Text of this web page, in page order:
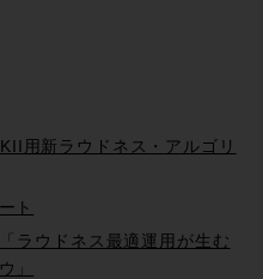
用新ラウドネス・アルゴリ
ト
ラウドネス最適運用が生む
」